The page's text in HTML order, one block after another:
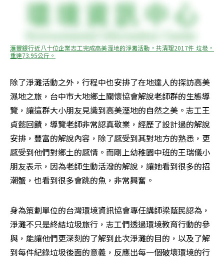
滙豐銀行近八十位企業志工完成高美溼地的淨灘活動，共清理2017件 垃圾，
重達73.95公斤。
除了淨灘活動之外，行程中也安排了在地達人的探訪高美
濕地之旅，台中市大地鄉土關懷協會解說老師群的生態導
覽，讓這群大小朋友見識到高美溼地的自然之美。志工王
貞懿回饋，導覽老師非常認真敬業，經歷了設計過的解說
安排，豐富的解說內容，除了感受到其對地方的熟悉，更
感受到他們對鄉土的感情。而剛上幼稚園中班的王瑞儀小
朋友表示，因為老師生動活潑的解說，讓她看到很多的招
潮蟹，也看到很多會跳的魚，非常興奮。
身為策劃單位的台灣環境資訊協會專任講師梁蔭民認為，
淨灘不只是終結垃圾旅行，志工們透過環境教育行動的參
與，能讓他們更深刻的了解到此次淨灘的目的，以及了解
到每件紀錄垃圾後面的意義，反應出每一個破壞環境的行